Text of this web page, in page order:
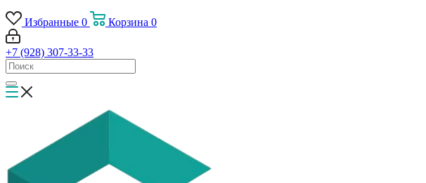
Избранные 0 Корзина 0
+7 (928) 307-33-33